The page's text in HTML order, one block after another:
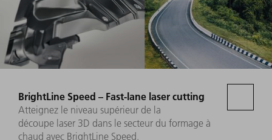
BrightLine Speed – Fast-lane laser cutting
Atteignez le niveau supérieur de la
découpe laser 3D dans le secteur du formage à
chaud avec BrightLine Speed.